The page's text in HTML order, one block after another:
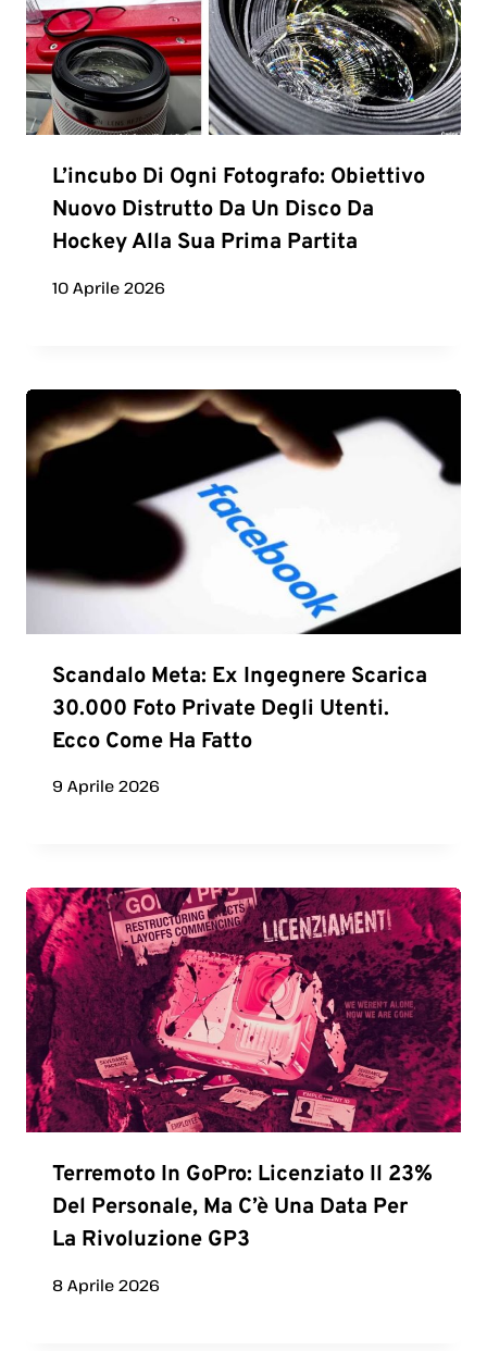
L’incubo Di Ogni Fotografo: Obiettivo
Nuovo Distrutto Da Un Disco Da
Hockey Alla Sua Prima Partita
10 Aprile 2026
Scandalo Meta: Ex Ingegnere Scarica
30.000 Foto Private Degli Utenti.
Ecco Come Ha Fatto
9 Aprile 2026
Terremoto In GoPro: Licenziato Il 23%
Del Personale, Ma C’è Una Data Per
La Rivoluzione GP3
8 Aprile 2026